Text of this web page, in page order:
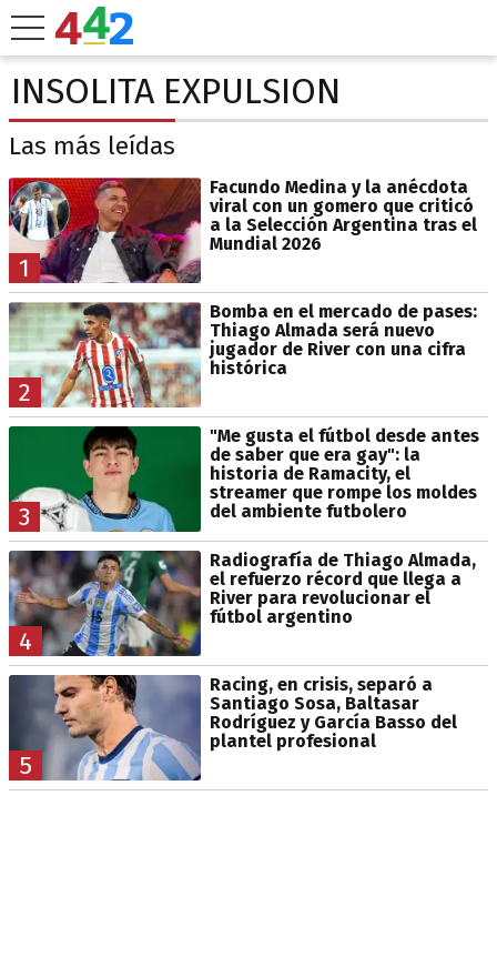
INSOLITA EXPULSION
Las más leídas
1
Facundo Medina y la anécdota
viral con un gomero que criticó
a la Selección Argentina tras el
Mundial 2026
2
Bomba en el mercado de pases:
Thiago Almada será nuevo
jugador de River con una cifra
histórica
3
"Me gusta el fútbol desde antes
de saber que era gay": la
historia de Ramacity, el
streamer que rompe los moldes
del ambiente futbolero
4
Radiografía de Thiago Almada,
el refuerzo récord que llega a
River para revolucionar el
fútbol argentino
5
Racing, en crisis, separó a
Santiago Sosa, Baltasar
Rodríguez y García Basso del
plantel profesional